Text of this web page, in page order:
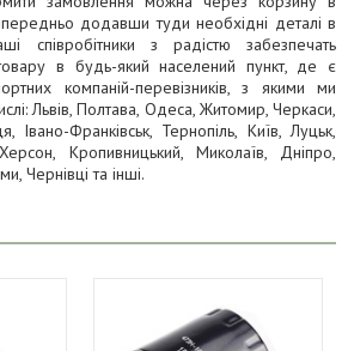
додавши туди необхідні деталі в
співробітники з радістю забезпечать
в будь-який населений пункт, де є
компаній-перевізників, з якими ми
Львів, Полтава, Одеса, Житомир, Черкаси,
Івано-Франківськ, Тернопіль, Київ, Луцьк,
Кропивницький, Миколаїв, Дніпро,
Чернівці та інші.